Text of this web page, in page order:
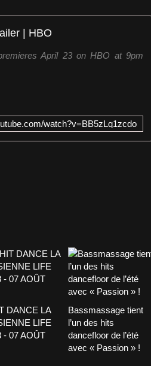
| HBO
April 23 on HBO at 9pm
watch?v=BB5zLq1zcdo
DANCE LA
LIFE
- 07 AOÛT
Bassmassage tient
l’un des hits
dancefloor de l’été
avec « Passion » !